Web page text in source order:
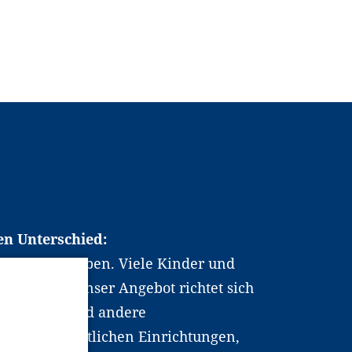
Unterschied:
Berufsleben. Viele Kinder und
dabei. Unser Angebot richtet sich
und andere
Einrichtungen,